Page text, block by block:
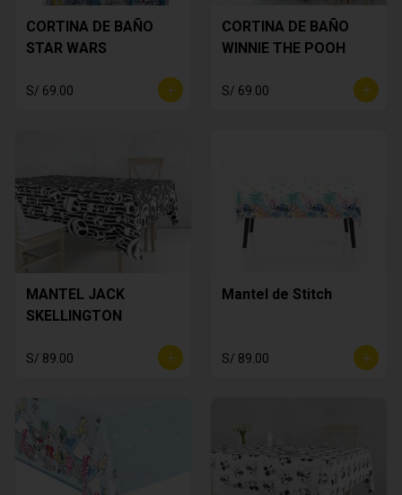
CORTINA DE BAÑO
STAR WARS
S/ 69.00
CORTINA DE BAÑO
WINNIE THE POOH
S/ 69.00
MANTEL JACK
SKELLINGTON
S/ 89.00
Mantel de Stitch
S/ 89.00